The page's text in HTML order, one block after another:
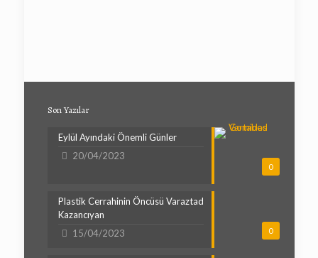
Son Yazılar
0
Eylül Ayındaki Önemli Günler
20/04/2023
0
Plastik Cerrahinin Öncüsü Varaztad
Kazancıyan
15/04/2023